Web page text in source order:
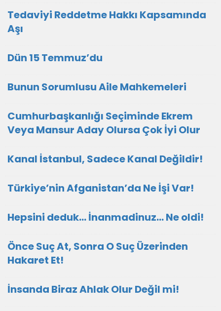
Tedaviyi Reddetme Hakkı Kapsamında
Aşı
Dün 15 Temmuz’du
Bunun Sorumlusu Aile Mahkemeleri
Cumhurbaşkanlığı Seçiminde Ekrem
Veya Mansur Aday Olursa Çok İyi Olur
Kanal İstanbul, Sadece Kanal Değildir!
Türkiye’nin Afganistan’da Ne İşi Var!
Hepsini deduk... İnanmadinuz... Ne oldi!
Önce Suç At, Sonra O Suç Üzerinden
Hakaret Et!
İnsanda Biraz Ahlak Olur Değil mi!